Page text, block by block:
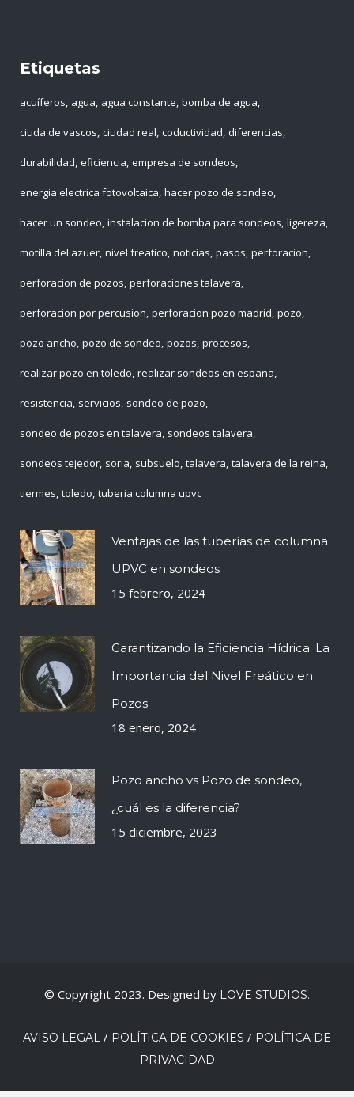
Etiquetas
acuíferos agua agua constante bomba de agua
ciuda de vascos ciudad real coductividad diferencias
durabilidad eficiencia empresa de sondeos
energia electrica fotovoltaica hacer pozo de sondeo
hacer un sondeo instalacion de bomba para sondeos ligereza
motilla del azuer nivel freatico noticias pasos perforacion
perforacion de pozos perforaciones talavera
perforacion por percusion perforacion pozo madrid pozo
pozo ancho pozo de sondeo pozos procesos
realizar pozo en toledo realizar sondeos en españa
resistencia servicios sondeo de pozo
sondeo de pozos en talavera sondeos talavera
sondeos tejedor soria subsuelo talavera talavera de la reina
tiermes toledo tuberia columna upvc
Ventajas de las tuberías de columna
UPVC en sondeos
15 febrero, 2024
Garantizando la Eficiencia Hídrica: La
Importancia del Nivel Freático en
Pozos
18 enero, 2024
Pozo ancho vs Pozo de sondeo,
¿cuál es la diferencia?
15 diciembre, 2023
© Copyright 2023. Designed by LOVE STUDIOS.
AVISO LEGAL / POLÍTICA DE COOKIES / POLÍTICA DE
PRIVACIDAD